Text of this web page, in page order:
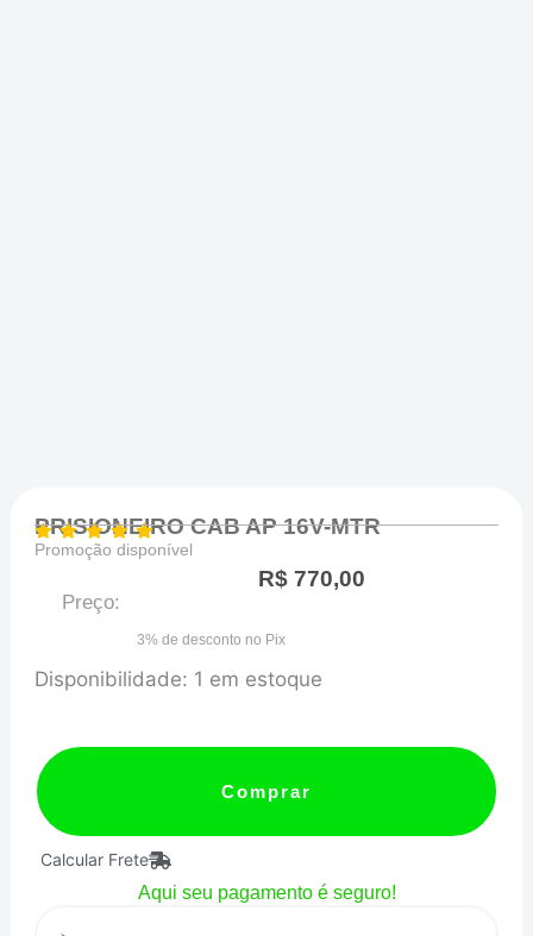
PRISIONEIRO CAB AP 16V-MTR
Promoção disponível
Preço:
R$770,00
3% de desconto no Pix
Disponibilidade: 1 em estoque
PRISIONEIRO
AP
16V-
MTR
quantidade
Comprar
Calcular Frete
Aqui seu pagamento é seguro!